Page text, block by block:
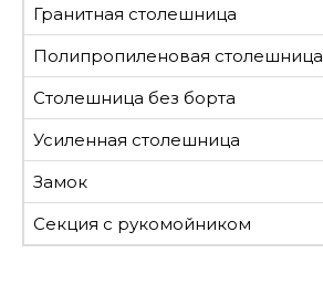
Гранитная столешница
Полипропиленовая столешница
Столешница без борта
Усиленная столешница
Замок
Секция с рукомойником